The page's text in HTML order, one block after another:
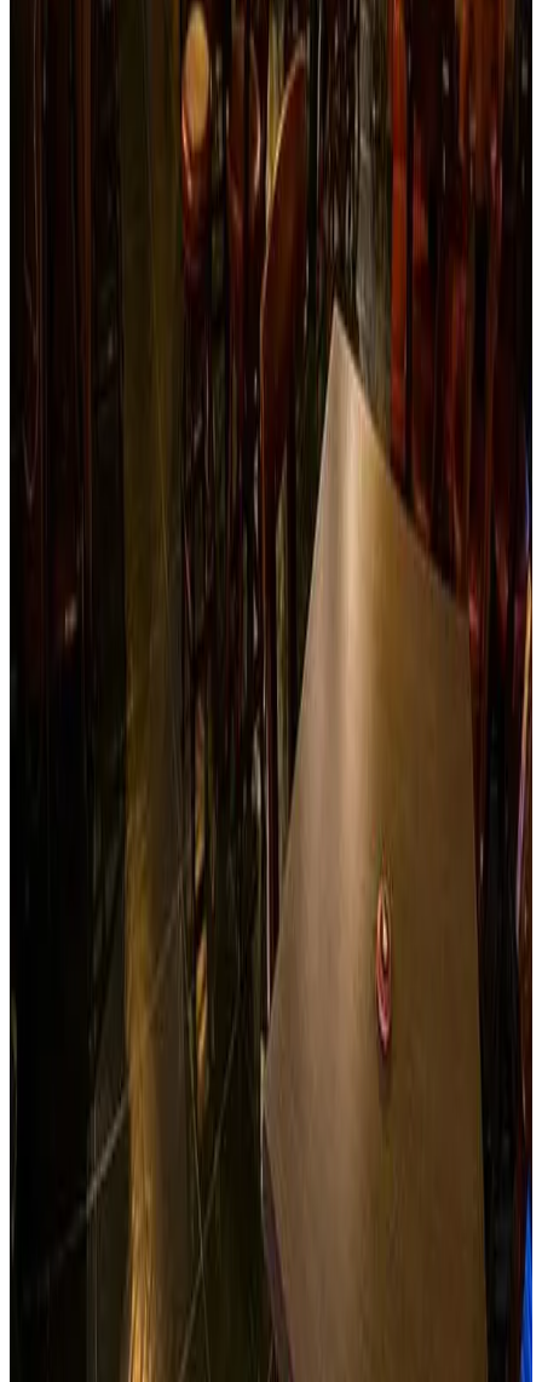
La Casa Vieja Restaurant
Almuerza como en casa… Cuando estés en Juntas por el
Cañón del Combeima, busca La Casa Vieja Restaurant,
disfrutarás de exquisitos platos en medio del bello paisaje
del cañón, lugar agradable, colonial y acogedor, la calidez
de la atención de sus propietarios y el acompañamiento de
música típica colombiana, te harán sentir realmente en casa;
y si te animas a pasar una noche con este bello paisaje… no
te pierdas de conocer sus cabañas de alojamiento.
Si en Alemania la cerveza es un símbolo nacional, en
Ibagué es toda una pasión gracias a London House…pub
inspirado en la cultura inglesa, con un estilo único en la
ciudad. Tiene para ti exclusivas cervezas importadas y
nacionales, exquisita comida, una envidiable gama de
bebidas y la mejor música de Rock y Pop que te harán
pasar grandes momentos de Rock Star junto a tús amigos y